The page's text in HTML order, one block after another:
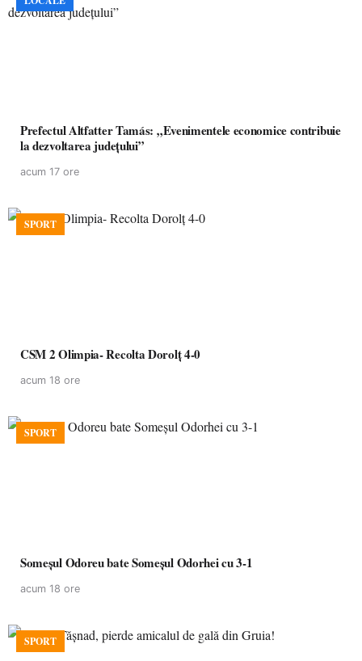
Prefectul Altfatter Tamás: „Evenimentele economice contribuie
la dezvoltarea județului”
acum 17 ore
SPORT
CSM 2 Olimpia- Recolta Dorolț 4-0
acum 18 ore
SPORT
Someșul Odoreu bate Someșul Odorhei cu 3-1
acum 18 ore
SPORT